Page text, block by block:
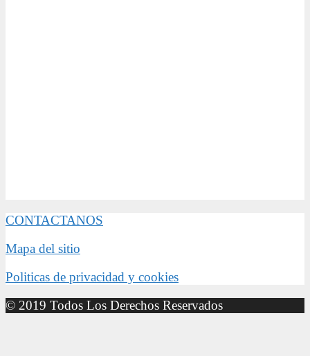
CONTACTANOS
Mapa del sitio
Politicas de privacidad y cookies
© 2019 Todos Los Derechos Reservados